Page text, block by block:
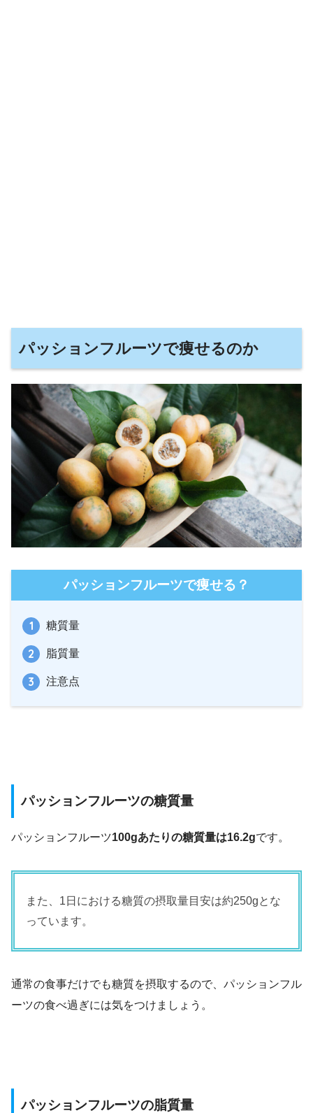
パッションフルーツで痩せるのか
パッションフルーツで痩せる？
糖質量
脂質量
注意点
パッションフルーツの糖質量
パッションフルーツ100gあたりの糖質量は16.2gです。
また、1日における糖質の摂取量目安は約250gとな
っています。
通常の食事だけでも糖質を摂取するので、パッションフル
ーツの食べ過ぎには気をつけましょう。
パッションフルーツの脂質量